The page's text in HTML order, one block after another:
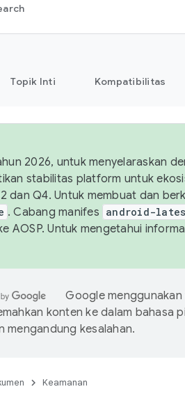
Topik Inti Kompatibilitas
2026, untuk menyelaraskan
stabilitas platform untuk
dan Q4. Untuk membuat dan
. Cabang manifes android-
AOSP. Untuk mengetahui
Google
konten ke dalam bahasa
mengandung kesalahan.
Keamanan